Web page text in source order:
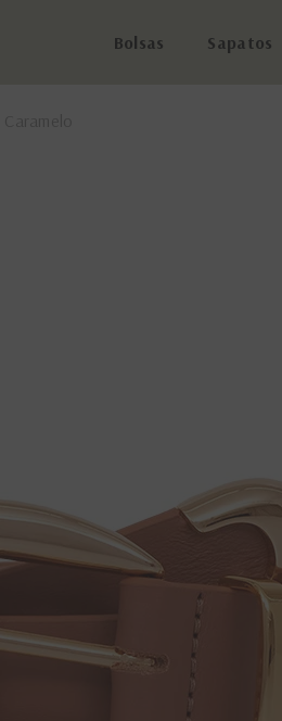
Bolsas
Sapatos